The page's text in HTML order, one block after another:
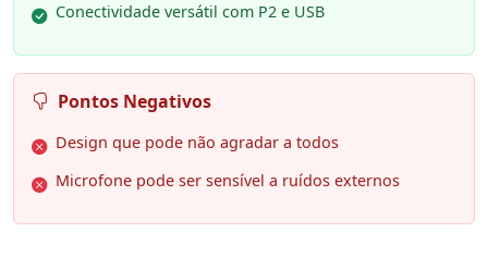
Conectividade versátil com P2 e USB
Pontos Negativos
Design que pode não agradar a todos
Microfone pode ser sensível a ruídos externos